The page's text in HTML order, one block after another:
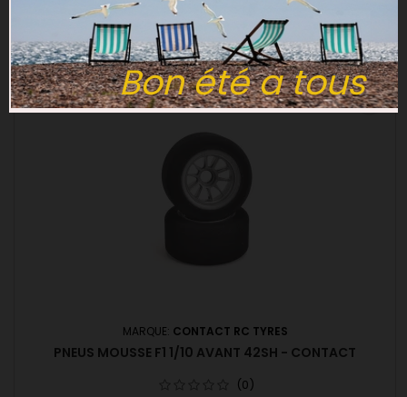
16,00 €
 Ajouter au panier
MARQUE: CONTACT RC TYRES
PNEUS MOUSSE F1 1/10 AVANT 42SH - CONTACT
(0)
favorite_border
Bon été a tous